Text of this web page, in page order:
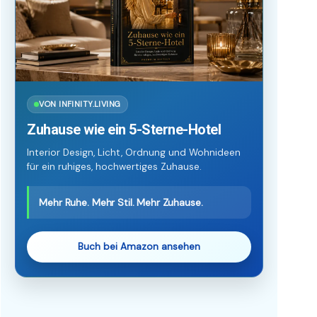
VON INFINITY.LIVING
Zuhause wie ein 5-Sterne-Hotel
Interior Design, Licht, Ordnung und Wohnideen
für ein ruhiges, hochwertiges Zuhause.
Mehr Ruhe. Mehr Stil. Mehr Zuhause.
Buch bei Amazon ansehen